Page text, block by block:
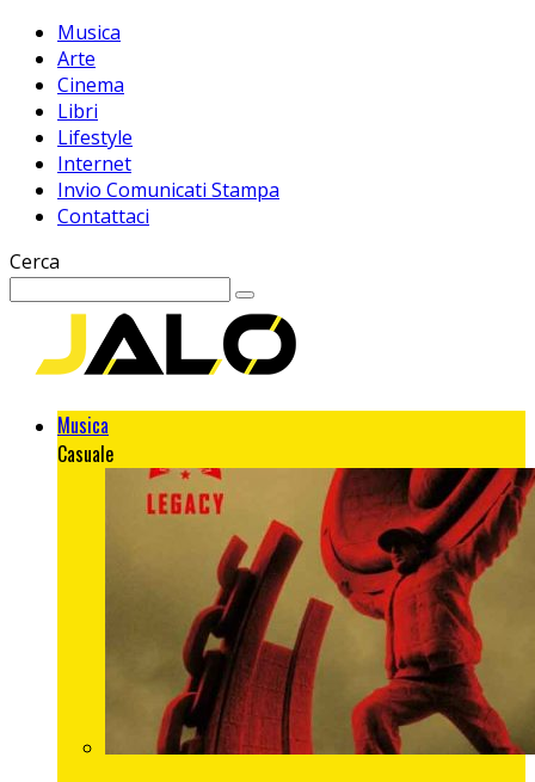
Musica
Arte
Cinema
Libri
Lifestyle
Internet
Invio Comunicati Stampa
Contattaci
Cerca
Musica
Casuale